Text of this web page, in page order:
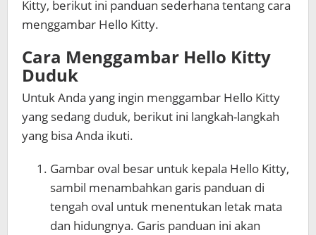
Kitty, berikut ini panduan sederhana tentang cara
menggambar Hello Kitty.
Cara Menggambar Hello Kitty
Duduk
Untuk Anda yang ingin menggambar Hello Kitty
yang sedang duduk, berikut ini langkah-langkah
yang bisa Anda ikuti.
Gambar oval besar untuk kepala Hello Kitty,
sambil menambahkan garis panduan di
tengah oval untuk menentukan letak mata
dan hidungnya. Garis panduan ini akan